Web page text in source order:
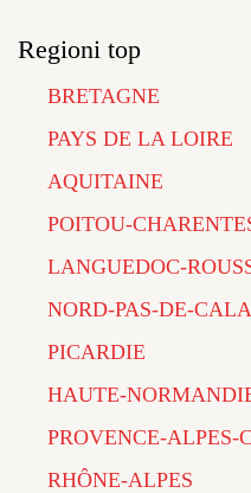
Regioni top
BRETAGNE
PAYS DE LA LOIRE
AQUITAINE
POITOU-
LANGUEDOC-
NORD-PAS-DE-
PICARDIE
HAUTE-
PROVENCE-ALPES-
RHÔNE-ALPES